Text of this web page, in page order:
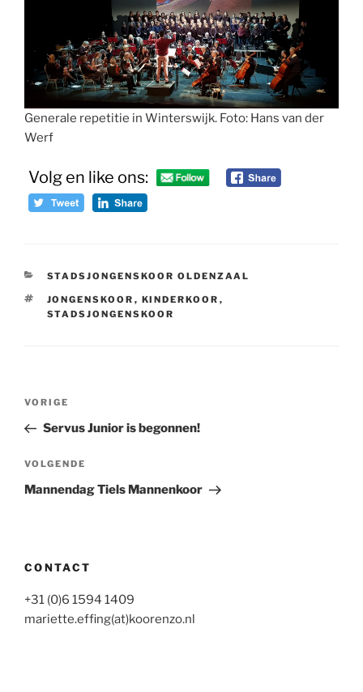
Generale repetitie in Winterswijk. Foto: Hans van der
Werf
Volg en like ons:
CATEGORIEËN
STADSJONGENSKOOR OLDENZAAL
TAGS
JONGENSKOOR , KINDERKOOR ,
STADSJONGENSKOOR
Bericht
Vorig
bericht
VORIGE
Servus Junior is begonnen!
Volgend
bericht
VOLGENDE
Mannendag Tiels Mannenkoor
CONTACT
+31 (0)6 1594 1409
mariette.effing(at)koorenzo.nl